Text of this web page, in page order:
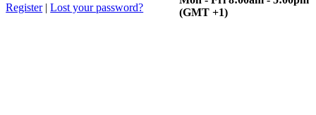
Register|Lost your password?
(GMT +1)